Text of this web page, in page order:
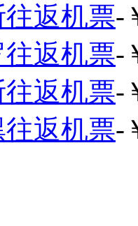
往返机票-
往返机票-
返机票-
返机票-